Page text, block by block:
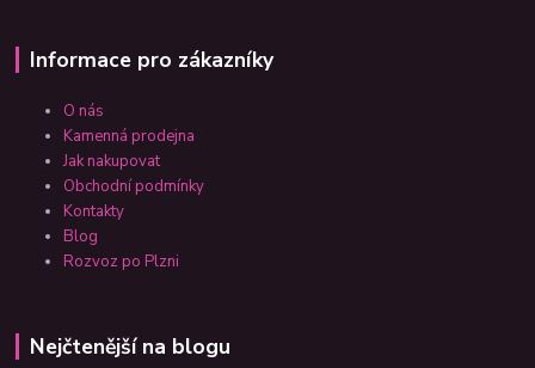
Informace pro zákazníky
O nás
Kamenná prodejna
Jak nakupovat
Obchodní podmínky
Kontakty
Blog
Rozvoz po Plzni
Nejčtenější na blogu